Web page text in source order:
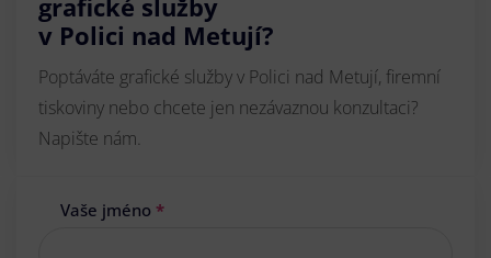
v Polici nad Metují?
Poptáváte grafické služby v Polici nad Metují, firemní
tiskoviny nebo chcete jen nezávaznou konzultaci?
Napište nám.
Vaše jméno *